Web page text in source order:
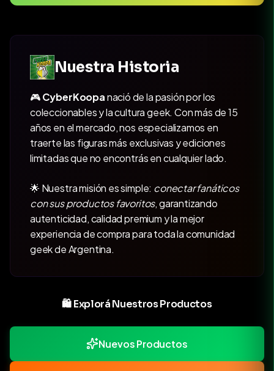
Nuestra Historia
🎮CyberKoopanació de la pasión por los
coleccionables y la cultura geek. Con más de 15
años en el mercado, nos especializamos en
traerte las figuras más exclusivas y ediciones
limitadas que no encontrás en cualquier lado.
🌟 Nuestra misión es simple: conectar fanáticos
con sus productos favoritos, garantizando
autenticidad, calidad premium y la mejor
experiencia de compra para toda la comunidad
geek de Argentina.
🛍️ Explorá Nuestros Productos
Nuevos Productos